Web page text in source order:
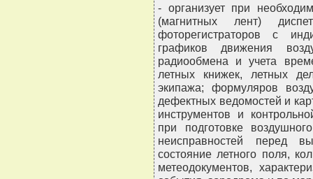
- организует при
(магнитных лент)
фоторегистраторов с
графиков движения
радиообмена и учета
летных книжек, летных
экипажа; формуляров
дефектных ведомостей и
инструментов и
при подготовке
неисправностей перед
состояние летного поля,
метеодокументов,